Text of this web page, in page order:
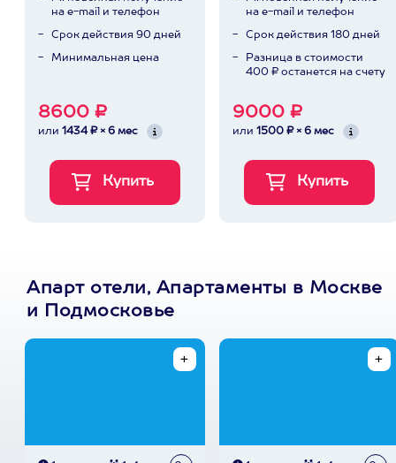
на e-mail и телефон
Срок действия 90 дней
Минимальная цена
8600 ₽
или 1434 ₽ × 6 мес
на e-mail и телефон
Срок действия 180 дней
Разница в стоимости
400 ₽ останется на счету
9000 ₽
или 1500 ₽ × 6 мес
Апарт отели, Апартаменты в Москве
и Подмосковье